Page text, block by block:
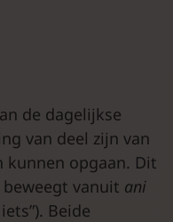
de dagelijkse
van deel zijn van
kunnen opgaan. Dit
vanuit ani
Beide